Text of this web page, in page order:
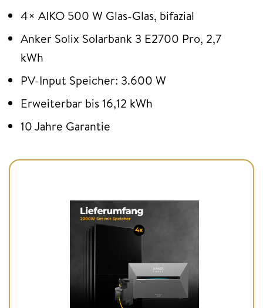
4× AIKO 500 W Glas-Glas, bifazial
Anker Solix Solarbank 3 E2700 Pro, 2,7
kWh
PV-Input Speicher: 3.600 W
Erweiterbar bis 16,12 kWh
10 Jahre Garantie